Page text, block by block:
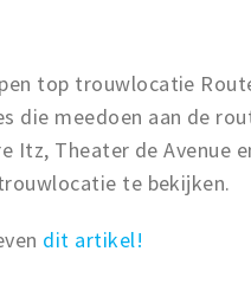
top trouwlocatie
die meedoen aan de
Itz, Theater de Avenue
te bekijken.
dit artikel!